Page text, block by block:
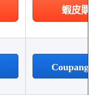
蝦皮購
Coupang